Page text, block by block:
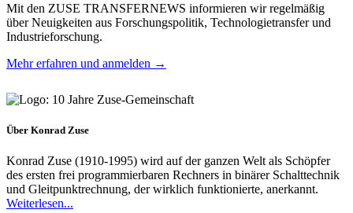
Mit den ZUSE TRANSFERNEWS informieren wir regelmäßig
über Neuigkeiten aus Forschungspolitik, Technologietransfer und
Industrieforschung.
Mehr erfahren und anmelden →
Über Konrad Zuse
Konrad Zuse (1910-1995) wird auf der ganzen Welt als Schöpfer
des ersten frei programmierbaren Rechners in binärer Schalttechnik
und Gleitpunktrechnung, der wirklich funktionierte, anerkannt.
Weiterlesen...